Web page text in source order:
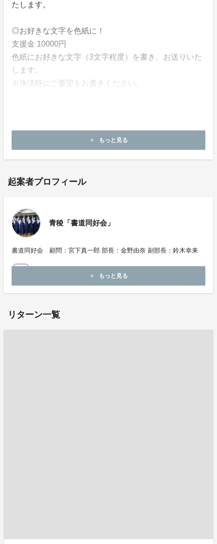
たします。
◎お好きな文字を色紙に！
支援金 10000円
色紙にお好きな文字（3文字程度）を書き、お送りいた
します。
※決済時にご要望をお書きください。
画用紙、半紙、新プロジェクトで使用する額縁など。
add もっと見る
起案者プロフィール
青稜「書道同好会」
書道同好会 顧問：宮下真一郎 部長：金野由奈 副部長：鈴木幸来
add もっと見る
リターン一覧